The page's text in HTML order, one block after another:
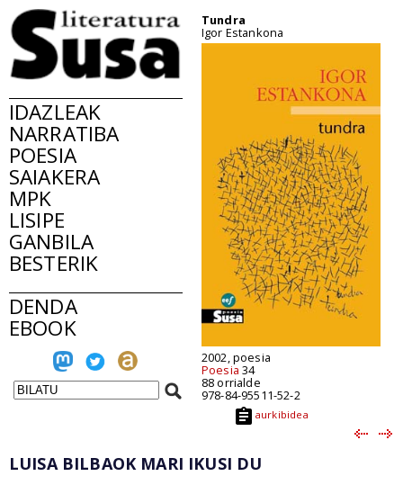
IDAZLEAK
NARRATIBA
POESIA
SAIAKERA
MPK
LISIPE
GANBILA
BESTERIK
DENDA
EBOOK
Tundra
Igor Estankona
2002, poesia
Poesia 34
88 orrialde
978-84-95511-52-2
aurkibidea
LUISA BILBAOK MARI IKUSI DU